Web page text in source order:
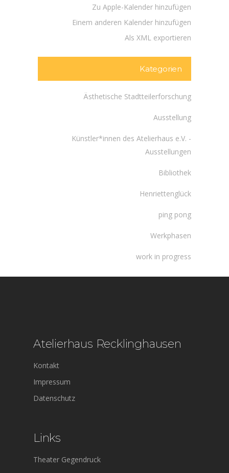
Zu Apple-Kalender hinzufügen
Einem anderen Kalender hinzufügen
Als XML exportieren
Kategorien
Ästhetische Stadtteilerforschung
Ausstellung
Künstler*innen des Atelierhaus e.V. -
Ausstellungen
Bibliothek
Henriettenglück
ping pong
Werkphasen
work in progress
Atelierhaus Recklinghausen
Kontakt
Impressum
Datenschutz
Links
Theater Gegendruck